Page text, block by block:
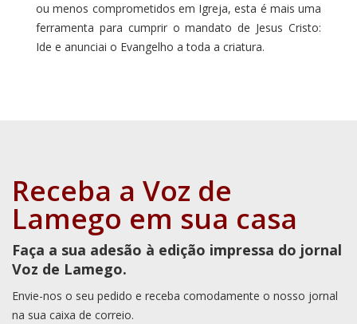
ou menos comprometidos em Igreja, esta é mais uma
ferramenta para cumprir o mandato de Jesus Cristo:
Ide e anunciai o Evangelho a toda a criatura.
Receba a Voz de
Lamego em sua casa
Faça a sua adesão à edição impressa do jornal
Voz de Lamego.
Envie-nos o seu pedido e receba comodamente o nosso jornal
na sua caixa de correio.